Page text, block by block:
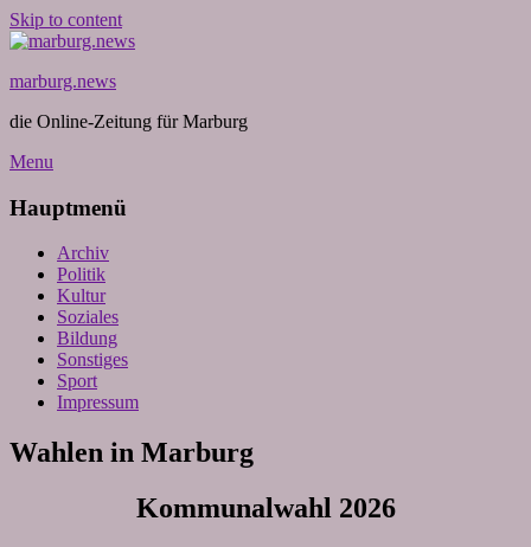
Skip to content
marburg.news
die Online-Zeitung für Marburg
Menu
Hauptmenü
Archiv
Politik
Kultur
Soziales
Bildung
Sonstiges
Sport
Impressum
Wahlen in Marburg
Kommunalwahl 2026